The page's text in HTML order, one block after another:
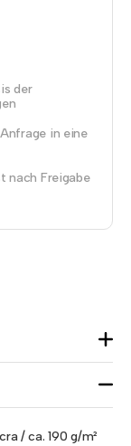
der
in eine
nach Freigabe
/ ca. 190 g/m²